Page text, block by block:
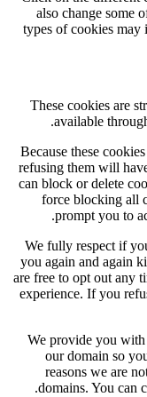
also change
types of cookies
These cookies
available
Because these
refusing them
can block or
force
prompt
We fully
you again and
are free to opt out
experience. If
We provide
our domain
reasons we
domains. You